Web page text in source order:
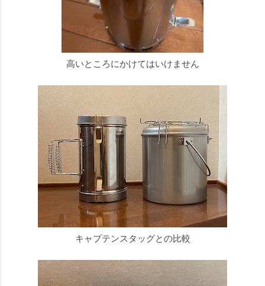
高いところにかけてはいけません
キャプテンスタッグとの比較